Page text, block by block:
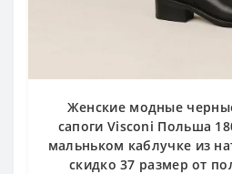
Женские модные
сапоги Visconi Польша
мальньком каблучке из
скидко 37 размер от